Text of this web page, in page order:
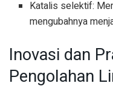
Katalis selektif:
mengubahnya
Inovasi dan
Pengolahan